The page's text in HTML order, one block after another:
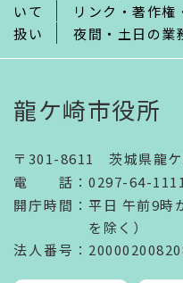
いて
リンク・著作権
扱い
夜間・土日の業
龍ケ崎市役所
〒301-8611 茨城県龍ケ
電話 ： 0297-64-1111
開庁時間 ： 平日 午前9時
を除く）
法人番号 ：